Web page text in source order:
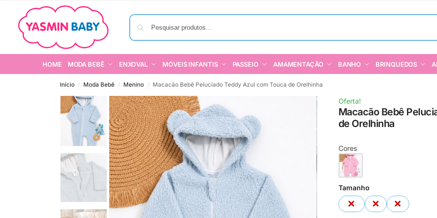
HOME MODA BEBÊ ENXOVAL MÓVEIS INFANTIS PASSEIO AMAMENTAÇÃO BANHO BRINQUEDOS
Início / Moda Bebê / Menino / Macacão Bebê Peluciado Teddy Azul com Touca de Orelhinha
Oferta!
Macacão Bebê
de Orelhinha
Cores
Tamanho
RN P M